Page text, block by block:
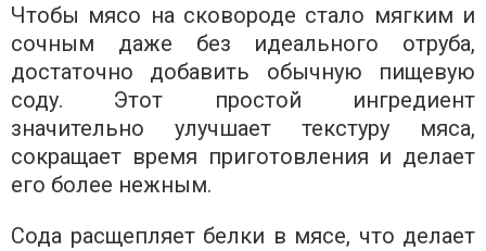
Чтобы мясо на сковороде стало мягким и
сочным даже без идеального отруба,
достаточно добавить обычную пищевую
соду. Этот простой ингредиент
значительно улучшает текстуру мяса,
сокращает время приготовления и делает
его более нежным.
Сода расщепляет белки в мясе, что делает